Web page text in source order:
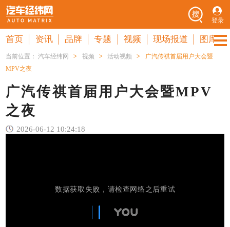
登录
首页 资讯 品牌 专题 视频 现场报道 图库
当前位置：汽车经纬网 > 视频 > 活动视频 >
广汽传祺首届用户大会暨
MPV之夜
广汽传祺首届用户大会暨MPV
之夜
2026-06-12 10:24:18
数据获取失败，请检查网络之后重试